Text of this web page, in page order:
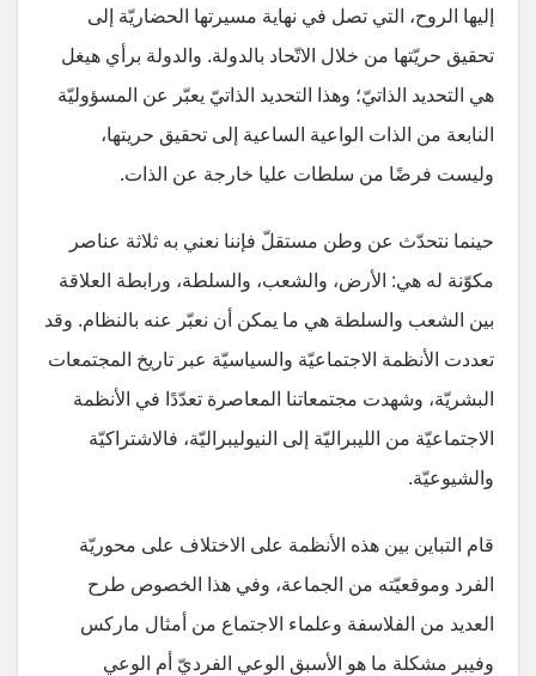
إليها الروح، التي تصل في نهاية مسيرتها الحضاريّة إلى
تحقيق حريّتها من خلال الاتّحاد بالدولة. والدولة برأي هيغل
هي التحديد الذاتيّ؛ وهذا التحديد الذاتيّ يعبّر عن المسؤوليّة
النابعة من الذات الواعية الساعية إلى تحقيق حريتها،
وليست فرضًا من سلطات عليا خارجة عن الذات.
حينما نتحدّث عن وطن مستقلّ فإننا نعني به ثلاثة عناصر
مكوّنة له هي: الأرض، والشعب، والسلطة، ورابطة العلاقة
بين الشعب والسلطة هي ما يمكن أن نعبّر عنه بالنظام. وقد
تعددت الأنظمة الاجتماعيّة والسياسيّة عبر تاريخ المجتمعات
البشريّة، وشهدت مجتمعاتنا المعاصرة تعدّدًا في الأنظمة
الاجتماعيّة من الليبراليّة إلى النيوليبراليّة، فالاشتراكيّة
والشيوعيّة.
قام التباين بين هذه الأنظمة على الاختلاف على محوريّة
الفرد وموقعيّته من الجماعة، وفي هذا الخصوص طرح
العديد من الفلاسفة وعلماء الاجتماع من أمثال ماركس
وفيبر مشكلة ما هو الأسبق الوعي الفرديّ أم الوعي